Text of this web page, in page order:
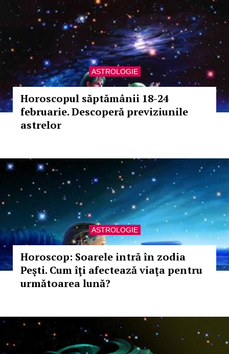
ASTROLOGIE
Horoscopul săptămânii 18-24
februarie. Descoperă previziunile
astrelor
ASTROLOGIE
Horoscop: Soarele intră în zodia
Peşti. Cum îţi afectează viaţa pentru
următoarea lună?